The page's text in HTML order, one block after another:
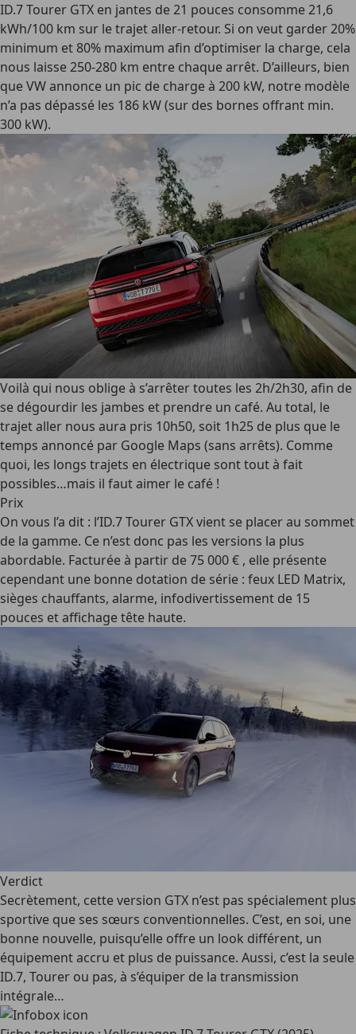
ID.7 Tourer GTX en jantes de 21 pouces consomme 21,6
kWh/100 km sur le trajet aller-retour. Si on veut garder 20%
minimum et 80% maximum afin d’optimiser la charge, cela
nous laisse 250-280 km entre chaque arrêt. D’ailleurs, bien
que VW annonce un pic de charge à 200 kW, notre modèle
n’a pas dépassé les 186 kW (sur des bornes offrant min.
300 kW).
Voilà qui nous oblige à s’arrêter toutes les 2h/2h30, afin de
se dégourdir les jambes et prendre un café. Au total, le
trajet aller nous aura pris 10h50, soit 1h25 de plus que le
temps annoncé par Google Maps (sans arrêts). Comme
quoi, les longs trajets en électrique sont tout à fait
possibles…mais il faut aimer le café !
Prix
On vous l’a dit : l’ID.7 Tourer GTX vient se placer au sommet
de la gamme. Ce n’est donc pas les versions la plus
abordable. Facturée à partir de 75 000 € , elle présente
cependant une bonne dotation de série : feux LED Matrix,
sièges chauffants, alarme, infodivertissement de 15
pouces et affichage tête haute.
Verdict
Secrètement, cette version GTX n’est pas spécialement plus
sportive que ses sœurs conventionnelles. C’est, en soi, une
bonne nouvelle, puisqu’elle offre un look différent, un
équipement accru et plus de puissance. Aussi, c’est la seule
ID.7, Tourer ou pas, à s’équiper de la transmission
intégrale…